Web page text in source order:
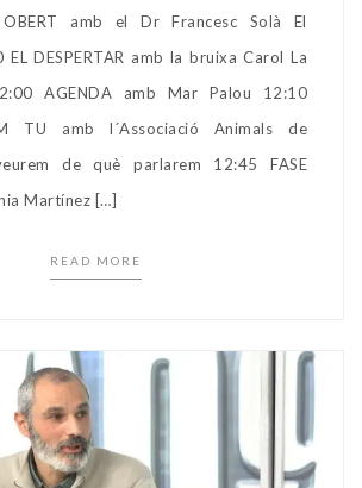
amb el Dr Francesc Solà El
DESPERTAR amb la bruixa Carol La
AGENDA amb Mar Palou 12:10
TU amb l´Associació Animals de
de què parlarem 12:45 FASE
Martínez […]
READ MORE